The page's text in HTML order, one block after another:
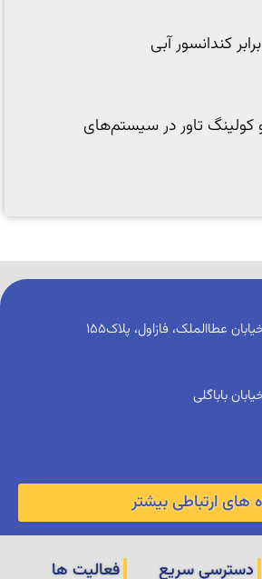
کندانسور آبی
کولینگ تاور در سیستم‌های
عطاالملک، فازاول، پلاک155
باباگلی
های ارتباطی بیشتر
دسترسی سریع فعالیت ها